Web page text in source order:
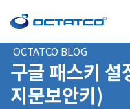
OCTATCO BLOG
구글 패스키
지문보안키)